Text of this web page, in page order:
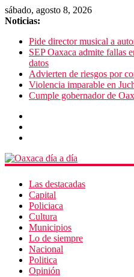
sábado, agosto 8, 2026
Noticias:
Pide director musical a
SEP Oaxaca admite fallas
datos
Advierten de riesgos por
Violencia imparable en
Cumple gobernador de
Las destacadas
Capital
Policiaca
Cultura
Municipios
Lo de siempre
Nacional
Politica
Opinión